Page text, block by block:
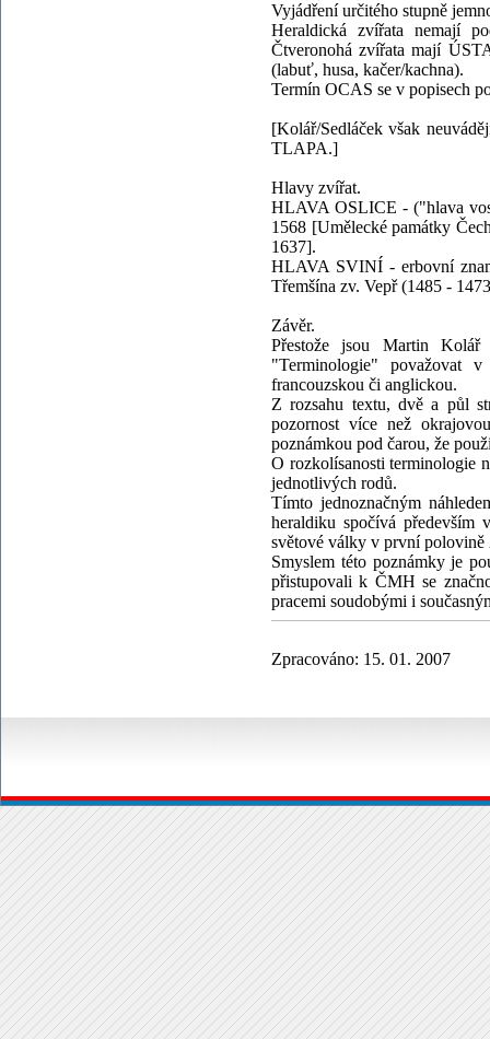
Vyjádření určitého stupně
Heraldická zvířata nemají
Čtveronohá zvířata mají
(labuť, husa, kačer/kachna).
Termín OCAS se v popisech
[Kolář/Sedláček však
TLAPA.]
Hlavy zvířat.
HLAVA OSLICE - ("hlava
1568 [Umělecké památky
1637].
HLAVA SVINÍ - erbovní
Třemšína zv. Vepř (1485 -
Závěr.
Přestože jsou Martin Kolář
"Terminologie" považovat
francouzskou či anglickou.
Z rozsahu textu, dvě a půl
pozornost více než
poznámkou pod čarou, že
O rozkolísanosti terminologie
jednotlivých rodů.
Tímto jednoznačným
heraldiku spočívá především
světové války v první polovině
Smyslem této poznámky je
přistupovali k ČMH se
pracemi soudobými i